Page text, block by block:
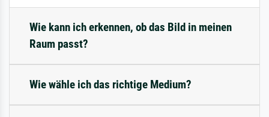
Wie kann ich erkennen, ob das Bild in meinen
Raum passt?
Wie wähle ich das richtige Medium?